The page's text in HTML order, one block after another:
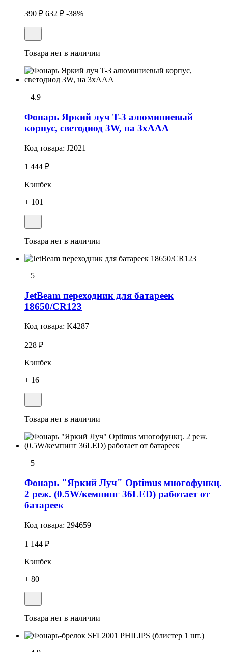
390 ₽ 632 ₽ -38%
Товара нет в наличии
4.9
Фонарь Яркий луч T-3 алюминиевый
корпус, светодиод 3W, на 3хAAA
Код товара: J2021
1 444 ₽
Кэшбек
+ 101
Товара нет в наличии
5
JetBeam переходник для батареек
18650/CR123
Код товара: K4287
228 ₽
Кэшбек
+ 16
Товара нет в наличии
5
Фонарь "Яркий Луч" Optimus многофункц.
2 реж. (0.5W/кемпинг 36LED) работает от
батареек
Код товара: 294659
1 144 ₽
Кэшбек
+ 80
Товара нет в наличии